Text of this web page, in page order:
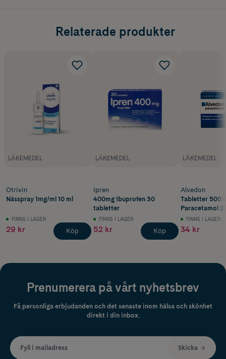
Relaterade produkter
LÄKEMEDEL
Otrivin
Nässpray 1mg/ml 10 ml
FINNS I LAGER
29 kr Köp
LÄKEMEDEL
Ipren
400mg Ibuprofen 30
tabletter
FINNS I LAGER
52 kr Köp
LÄKEMEDEL
Alvedon
Tabletter 500
Paracetamol
FINNS I LAGER
34 kr
Prenumerera på vårt nyhetsbrev
Få personliga erbjudanden och det senaste inom hälsa och skönhet
direkt i din inbox.
Fyll i mailadress Skicka